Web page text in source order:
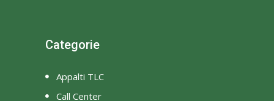
Categorie
Appalti TLC
Call Center